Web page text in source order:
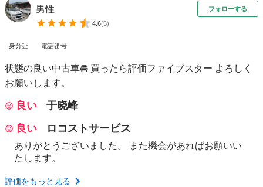
男性
4.6(5)
フォローする
身分証 電話番号
状態の良い中古車🚘 買ったら評価ファイブスター よろしく
お願いします。
良い
于晓峰
良い
ロコストサービス
ありがとうございました。 また機会があればお願いい
たします。
評価をもっと見る